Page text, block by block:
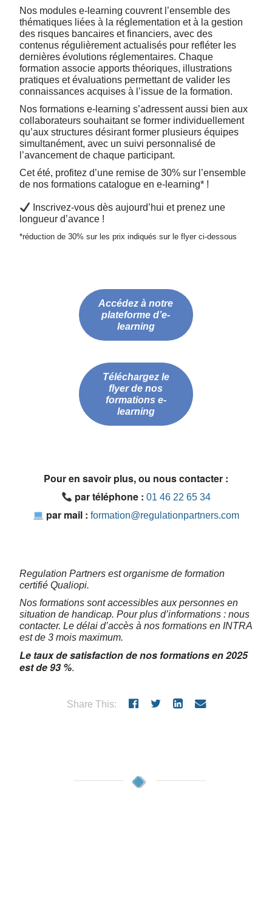
Nos modules e-learning couvrent l’ensemble des
thématiques liées à la réglementation et à la gestion
des risques bancaires et financiers, avec des
contenus régulièrement actualisés pour refléter les
dernières évolutions réglementaires. Chaque
formation associe apports théoriques, illustrations
pratiques et évaluations permettant de valider les
connaissances acquises à l’issue de la formation.
Nos formations e-learning s’adressent aussi bien aux
collaborateurs souhaitant se former individuellement
qu’aux structures désirant former plusieurs équipes
simultanément, avec un suivi personnalisé de
l’avancement de chaque participant.
Cet été, profitez d’une remise de 30% sur l’ensemble
de nos formations catalogue en e-learning* !
Inscrivez-vous dès aujourd’hui et prenez une
longueur d’avance !
*réduction de 30% sur les prix indiqués sur le flyer ci-dessous
Accédez à notre
plateforme d’e-
learning
Téléchargez le
flyer de nos
formations e-
learning
Pour en savoir plus, ou nous contacter :
par téléphone : 01 46 22 65 34
par mail : formation@regulationpartners.com
Regulation Partners est organisme de formation
certifié Qualiopi.
Nos formations sont accessibles aux personnes en
situation de handicap. Pour plus d’informations : nous
contacter. Le délai d’accès à nos formations en INTRA
est de 3 mois maximum.
Le taux de satisfaction de nos formations en 2025
est de 93 %.
Share This: